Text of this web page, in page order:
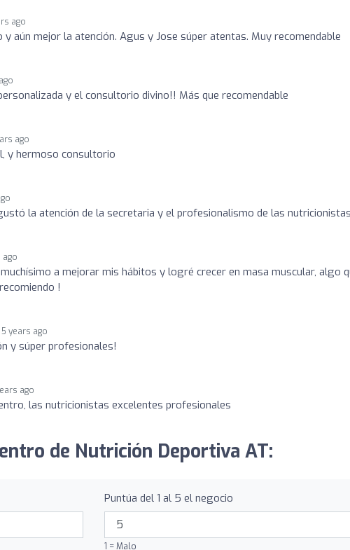
ago
y aún mejor la atención. Agus y Jose súper atentas. Muy recomendable
y el consultorio divino!! Más que recomendable
ago
y hermoso consultorio
la atención de la secretaria y el profesionalismo de las
ago
a mejorar mis hábitos y logré crecer en masa muscular, algo
!
5 years ago
y súper profesionales!
ago
las nutricionistas excelentes profesionales
de Nutrición Deportiva AT:
Puntúa del 1 al 5 el negocio
1 = Malo